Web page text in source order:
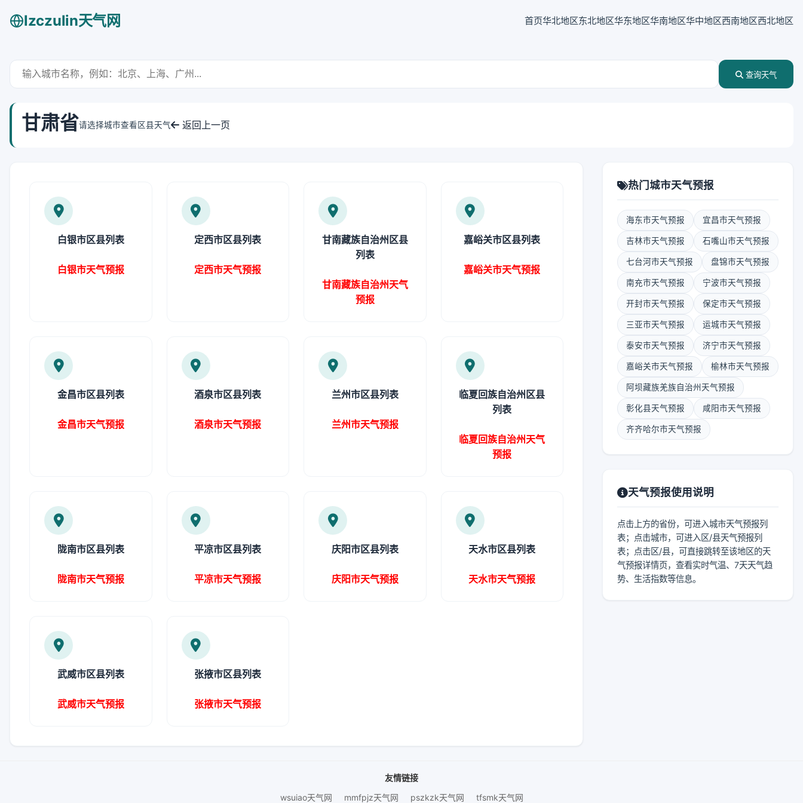
lzczulin天气网 首页华北地区东北地区华东地区华南地区华中地区西南地区西北地区
查询天气
甘肃省请选择城市查看区县天气 返回上一页
白银市区县列表
白银市天气预报
定西市区县列表
定西市天气预报
甘南藏族自治州区县
列表
甘南藏族自治州天气
预报
嘉峪关市区县列表
嘉峪关市天气预报
金昌市区县列表
金昌市天气预报
酒泉市区县列表
酒泉市天气预报
兰州市区县列表
兰州市天气预报
临夏回族自治州区县
列表
临夏回族自治州天气
预报
陇南市区县列表
陇南市天气预报
平凉市区县列表
平凉市天气预报
庆阳市区县列表
庆阳市天气预报
天水市区县列表
天水市天气预报
武威市区县列表
武威市天气预报
张掖市区县列表
张掖市天气预报
热门城市天气预报
海东市天气预报 宜昌市天气预报
吉林市天气预报 石嘴山市天气预报
七台河市天气预报 盘锦市天气预报
南充市天气预报 宁波市天气预报
开封市天气预报 保定市天气预报
三亚市天气预报 运城市天气预报
泰安市天气预报 济宁市天气预报
嘉峪关市天气预报 榆林市天气预报
阿坝藏族羌族自治州天气预报
彰化县天气预报 咸阳市天气预报
齐齐哈尔市天气预报
天气预报使用说明
点击上方的省份，可进入城市天气预报列
表；点击城市，可进入区/县天气预报列
表；点击区/县，可直接跳转至该地区的天
气预报详情页，查看实时气温、7天天气趋
势、生活指数等信息。
友情链接
wsuiao天气网
mmfpjz天气网 pszkzk天气网 tfsmk天气网